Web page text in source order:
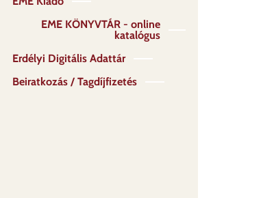
EME KÖNYVTÁR - online
katalógus
Erdélyi Digitális Adattár
Beiratkozás / Tagdíjfizetés